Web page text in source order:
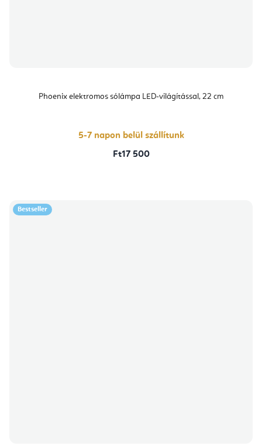
Phoenix elektromos sólámpa LED-világítással, 22 cm
5-7 napon belül szállítunk
Ft17 500
Bestseller